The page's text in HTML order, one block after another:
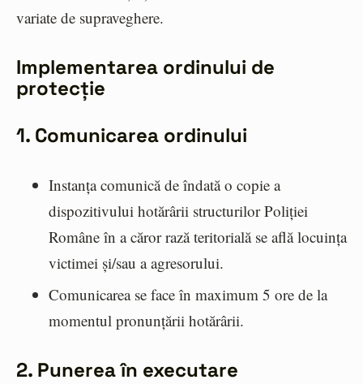
variate de supraveghere.
Implementarea ordinului de
protecție
1. Comunicarea ordinului
Instanța comunică de îndată o copie a
dispozitivului hotărârii structurilor Poliției
Române în a căror rază teritorială se află locuința
victimei și/sau a agresorului.
Comunicarea se face în maximum 5 ore de la
momentul pronunțării hotărârii.
2. Punerea în executare